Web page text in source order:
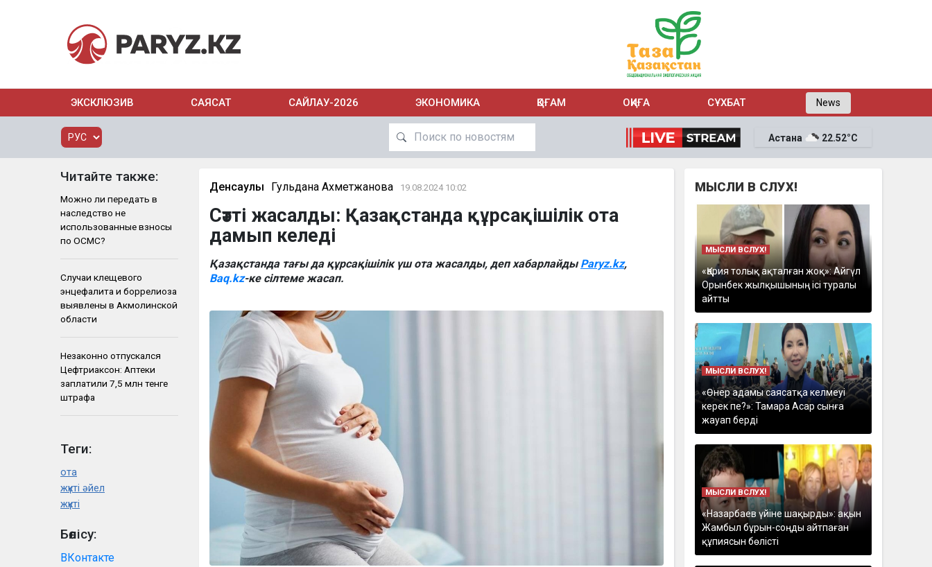
ЭКСКЛЮЗИВ САЯСАТ САЙЛАУ-2026 ЭКОНОМИКА ҚОҒАМ ОҚИҒА СҰХБАТ News
Астана 22.52°C
Читайте также:
Можно ли передать в
наследство не
использованные взносы
по ОСМС?
Случаи клещевого
энцефалита и боррелиоза
выявлены в Акмолинской
области
Незаконно отпускался
Цефтриаксон: Аптеки
заплатили 7,5 млн тенге
штрафа
Теги:
ота
жүкті әйел
жүкті
Бөлісу:
ВКонтакте
Денсаулық Гульдана Ахметжанова 19.08.2024 10:02
Сәтті жасалды: Қазақстанда құрсақішілік ота
дамып келеді
Қазақстанда тағы да құрсақішілік үш ота жасалды, деп хабарлайды Paryz.kz,
Baq.kz-ке сілтеме жасап.
МЫСЛИ В СЛУХ!
МЫСЛИ ВСЛУХ!
«Қария толық ақталған жоқ»: Айгүл
Орынбек жылқышының ісі туралы
айтты
МЫСЛИ ВСЛУХ!
«Өнер адамы саясатқа келмеуі
керек пе?»: Тамара Асар сынға
жауап берді
МЫСЛИ ВСЛУХ!
«Назарбаев үйіне шақырды»: ақын
Жамбыл бұрын-соңды айтпаған
құпиясын бөлісті